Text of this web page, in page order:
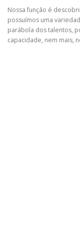
Nossa função é
possuímos uma
parábola dos talentos,
capacidade, nem mais,